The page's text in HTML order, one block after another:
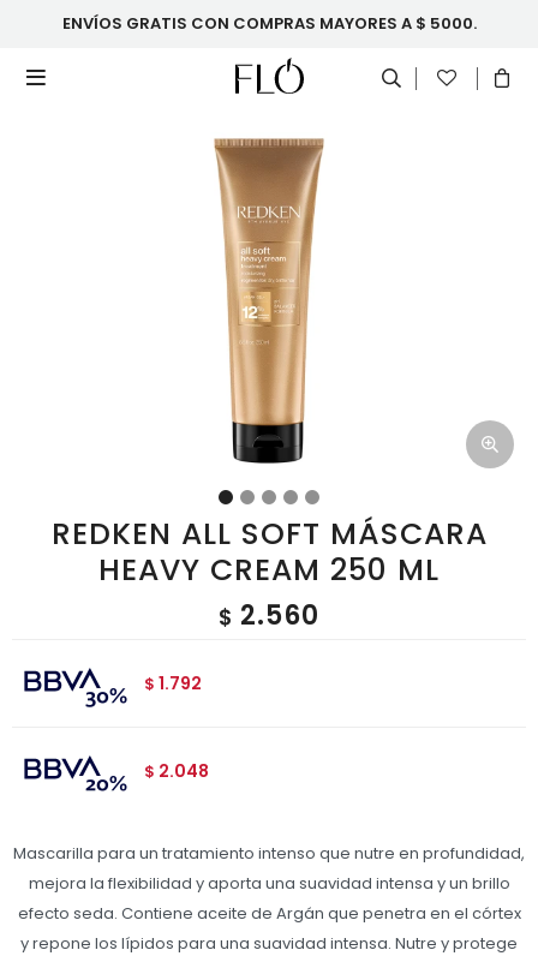
ENVÍOS GRATIS CON COMPRAS MAYORES A $ 5000.

REDKEN ALL SOFT MÁSCARA
HEAVY CREAM 250 ML
$ 2.560
$ 1.792
$ 2.048
Mascarilla para un tratamiento intenso que nutre en profundidad,
mejora la flexibilidad y aporta una suavidad intensa y un brillo
efecto seda. Contiene aceite de Argán que penetra en el córtex
y repone los lípidos para una suavidad intensa. Nutre y protege